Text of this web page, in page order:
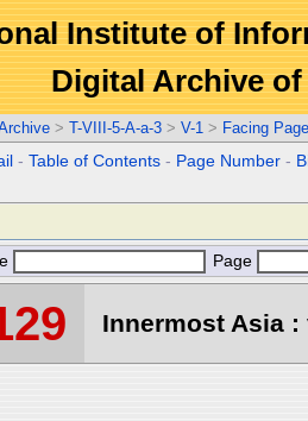
Institute of
Digital Archive
> T-VIII-5-A-a-3 > V-1 > Facing
-Table of Contents - Page Number -
Page
Innermost Asia :